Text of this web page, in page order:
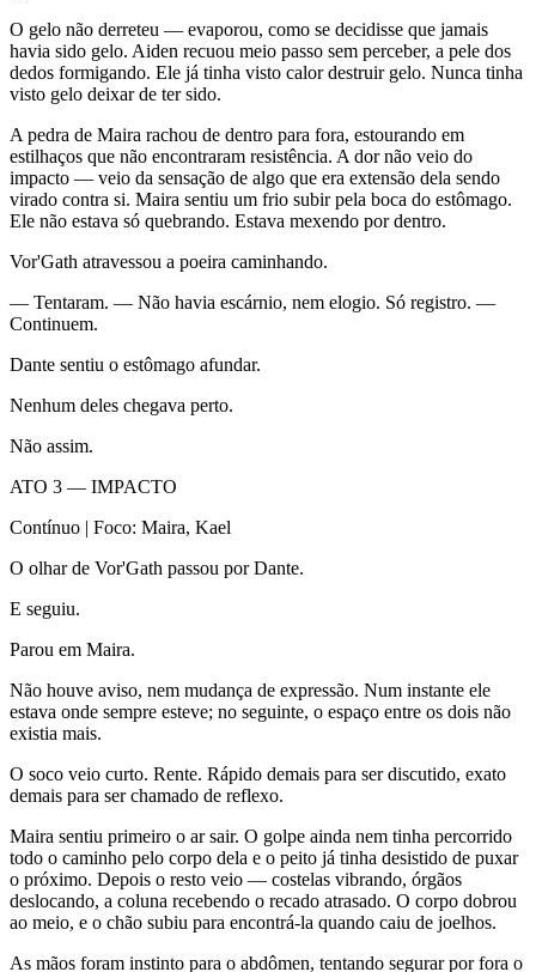
O gelo não derreteu — evaporou, como se decidisse que jamais
havia sido gelo. Aiden recuou meio passo sem perceber, a pele dos
dedos formigando. Ele já tinha visto calor destruir gelo. Nunca tinha
visto gelo deixar de ter sido.
A pedra de Maira rachou de dentro para fora, estourando em
estilhaços que não encontraram resistência. A dor não veio do
impacto — veio da sensação de algo que era extensão dela sendo
virado contra si. Maira sentiu um frio subir pela boca do estômago.
Ele não estava só quebrando. Estava mexendo por dentro.
Vor'Gath atravessou a poeira caminhando.
— Tentaram. — Não havia escárnio, nem elogio. Só registro. —
Continuem.
Dante sentiu o estômago afundar.
Nenhum deles chegava perto.
Não assim.
ATO 3 — IMPACTO
Contínuo | Foco: Maira, Kael
O olhar de Vor'Gath passou por Dante.
E seguiu.
Parou em Maira.
Não houve aviso, nem mudança de expressão. Num instante ele
estava onde sempre esteve; no seguinte, o espaço entre os dois não
existia mais.
O soco veio curto. Rente. Rápido demais para ser discutido, exato
demais para ser chamado de reflexo.
Maira sentiu primeiro o ar sair. O golpe ainda nem tinha percorrido
todo o caminho pelo corpo dela e o peito já tinha desistido de puxar
o próximo. Depois o resto veio — costelas vibrando, órgãos
deslocando, a coluna recebendo o recado atrasado. O corpo dobrou
ao meio, e o chão subiu para encontrá-la quando caiu de joelhos.
As mãos foram instinto para o abdômen, tentando segurar por fora o